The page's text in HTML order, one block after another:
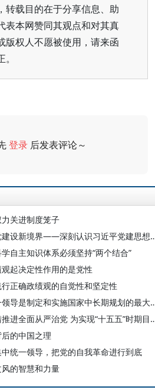
转载目的在于分享信息、助
表本网赞同其观点和对其真
版权人不愿被使用，请来函
登录 后发表评论～
关进制度笼子
陈理：开辟马克思主义政党建
自主知识体系必须坚持“两个结合”
起决定性作用的是党性
正确政绩观的自觉性和坚定性
陈理：坚持党中央集中统一领
陈理：以更高标准更实举措推进全面
的中国之理
统一领导，把党的自我革命进行到底
的智慧和力量